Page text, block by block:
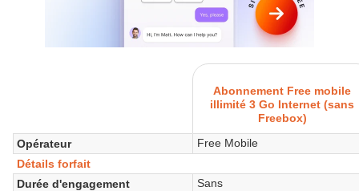
Abonnement Free mobile
illimité 3 Go Internet (sans
Freebox)
Opérateur
Free Mobile
Détails forfait
Durée d'engagement
Sans